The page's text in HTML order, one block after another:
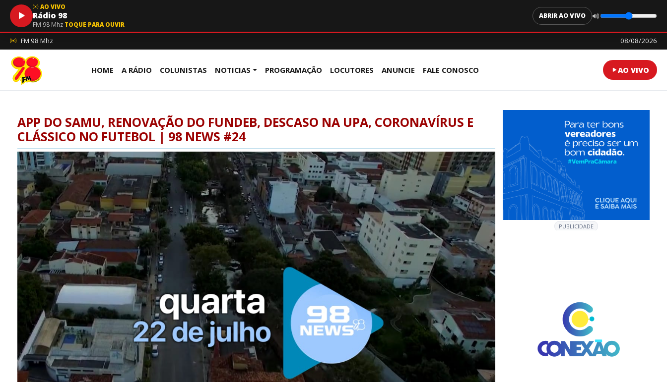
AO VIVO
Rádio 98
FM 98 Mhz TOQUE PARA OUVIR
ABRIR AO VIVO
FM 98 Mhz 08/08/2026
HOME A RÁDIO COLUNISTAS NOTICIAS PROGRAMAÇÃO LOCUTORES ANUNCIE FALE CONOSCO AO VIVO
APP DO SAMU, RENOVAÇÃO DO FUNDEB, DESCASO NA UPA, CORONAVÍRUS E
CLÁSSICO NO FUTEBOL | 98 NEWS #24
PUBLICIDADE